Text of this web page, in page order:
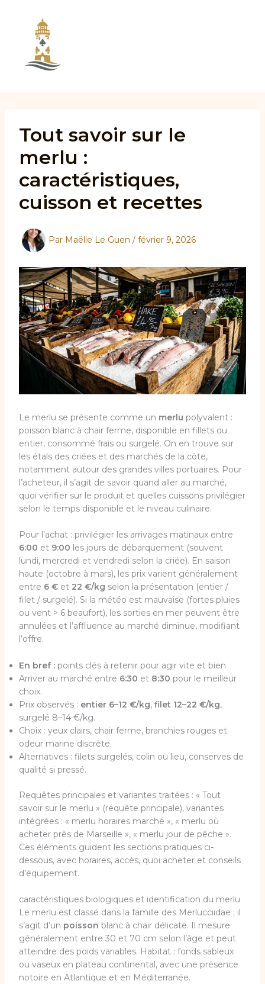
Tout savoir sur le
merlu :
caractéristiques,
cuisson et recettes
Par Maëlle Le Guen / février 9, 2026
Le merlu se présente comme un merlu polyvalent :
poisson blanc à chair ferme, disponible en fillets ou
entier, consommé frais ou surgelé. On en trouve sur
les étals des criées et des marchés de la côte,
notamment autour des grandes villes portuaires. Pour
l’acheteur, il s’agit de savoir quand aller au marché,
quoi vérifier sur le produit et quelles cuissons privilégier
selon le temps disponible et le niveau culinaire.
Pour l’achat : privilégier les arrivages matinaux entre
6:00 et 9:00 les jours de débarquement (souvent
lundi, mercredi et vendredi selon la criée). En saison
haute (octobre à mars), les prix varient généralement
entre 6 €et 22 €/kg selon la présentation (entier /
filet / surgelé). Si la météo est mauvaise (fortes pluies
ou vent > 6 beaufort), les sorties en mer peuvent être
annulées et l’affluence au marché diminue, modifiant
l’offre.
En bref :points clés à retenir pour agir vite et bien
Arriver au marché entre 6:30 et 8:30 pour le meilleur
choix.
Prix observés : entier 6–12 €/kg, filet 12–22 €/kg,
surgelé 8–14 €/kg.
Choix : yeux clairs, chair ferme, branchies rouges et
odeur marine discrète.
Alternatives : filets surgelés, colin ou lieu, conserves de
qualité si pressé.
Requêtes principales et variantes traitées : « Tout
savoir sur le merlu » (requête principale), variantes
intégrées : « merlu horaires marché », « merlu où
acheter près de Marseille », « merlu jour de pêche ».
Ces éléments guident les sections pratiques ci-
dessous, avec horaires, accès, quoi acheter et conseils
d’équipement.
caractéristiques biologiques et identification du merlu
Le merlu est classé dans la famille des Merlucciidae ; il
s’agit d’un poisson blanc à chair délicate. Il mesure
généralement entre 30 et 70 cm selon l’âge et peut
atteindre des poids variables. Habitat : fonds sableux
ou vaseux en plateau continental, avec une présence
notoire en Atlantique et en Méditerranée.